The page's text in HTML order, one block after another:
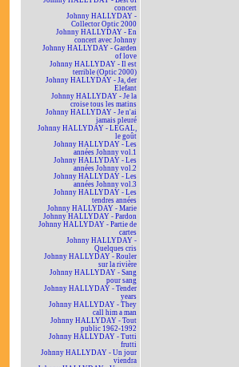
concert
Johnny HALLYDAY -
Collector Optic 2000
Johnny HALLYDAY - En
concert avec Johnny
Johnny HALLYDAY - Garden
of love
Johnny HALLYDAY - Il est
terrible (Optic 2000)
Johnny HALLYDAY - Ja, der
Elefant
Johnny HALLYDAY - Je la
croise tous les matins
Johnny HALLYDAY - Je n'ai
jamais pleuré
Johnny HALLYDAY - LEGAL,
le goût
Johnny HALLYDAY - Les
années Johnny vol.1
Johnny HALLYDAY - Les
années Johnny vol.2
Johnny HALLYDAY - Les
années Johnny vol.3
Johnny HALLYDAY - Les
tendres années
Johnny HALLYDAY - Marie
Johnny HALLYDAY - Pardon
Johnny HALLYDAY - Partie de
cartes
Johnny HALLYDAY -
Quelques cris
Johnny HALLYDAY - Rouler
sur la rivière
Johnny HALLYDAY - Sang
pour sang
Johnny HALLYDAY - Tender
years
Johnny HALLYDAY - They
call him a man
Johnny HALLYDAY - Tout
public 1962-1992
Johnny HALLYDAY - Tutti
frutti
Johnny HALLYDAY - Un jour
viendra